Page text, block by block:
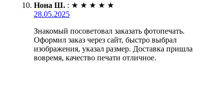
Нона Ш. : ★ ★ ★ ★ ★
28.05.2025
Знакомый посоветовал заказать фотопечать.
Оформил заказ через сайт, быстро выбрал
изображения, указал размер. Доставка пришла
вовремя, качество печати отличное.